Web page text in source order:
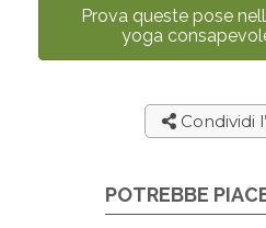
Prova queste pose
yoga
Condividi
POTREBBE